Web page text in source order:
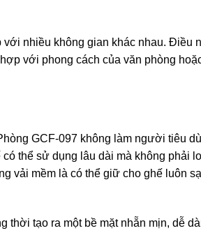
với nhiều không gian khác nhau. Điều
với phong cách của văn phòng
GCF-097 không làm người tiêu
thể sử dụng lâu dài mà không phải
vải mềm là có thể giữ cho ghế luôn
tạo ra một bề mặt nhẵn mịn, dễ